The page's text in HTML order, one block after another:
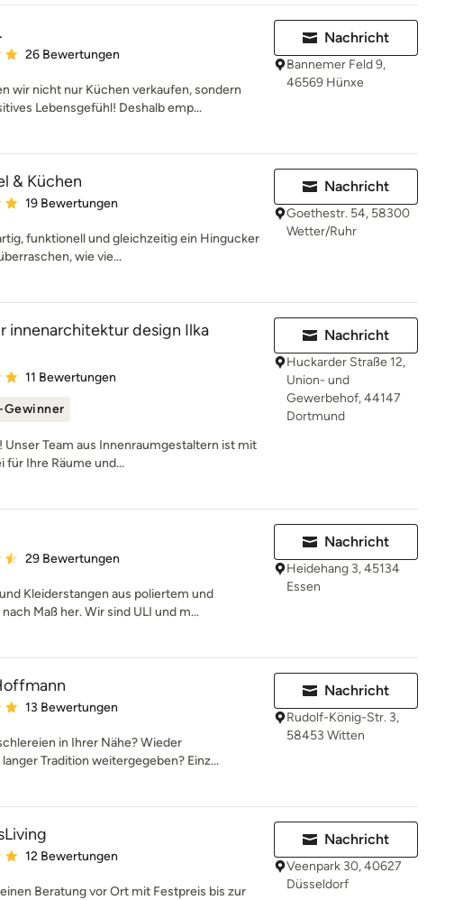
Bewertung: 5 von 5 Sternen
26 Bewertungen
wir nicht nur Küchen verkaufen, sondern
Lebensgefühl! Deshalb emp...
Nachricht
Bannemer Feld 9,
46569 Hünxe
& Küchen
Bewertung: 4.9 von 5 Sternen
19 Bewertungen
funktionell und gleichzeitig ein Hingucker
wie vie...
Nachricht
Goethestr. 54, 58300
Wetter/Ruhr
innenarchitektur design Ilka
Bewertung: 4.9 von 5 Sternen
11 Bewertungen
Gewinner
Unser Team aus Innenraumgestaltern ist mit
für Ihre Räume und...
Nachricht
Huckarder Straße 12,
Union- und
Gewerbehof, 44147
Dortmund
Bewertung: 4.5 von 5 Sternen
29 Bewertungen
Kleiderstangen aus poliertem und
Maß her. Wir sind ULI und m...
Nachricht
Heidehang 3, 45134
Essen
Bewertung: 5 von 5 Sternen
13 Bewertungen
in Ihrer Nähe? Wieder
Tradition weitergegeben? Einz...
Nachricht
Rudolf-König-Str. 3,
58453 Witten
Bewertung: 5 von 5 Sternen
12 Bewertungen
Beratung vor Ort mit Festpreis bis zur
Nachricht
Veenpark 30, 40627
Düsseldorf